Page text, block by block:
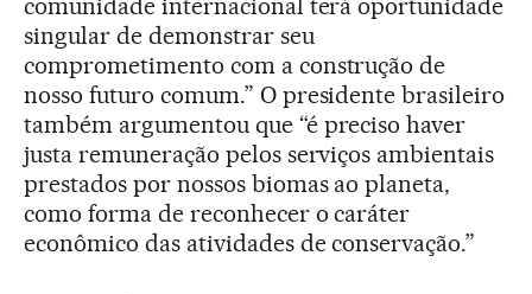
comunidade internacional terá oportunidade
singular de demonstrar seu
comprometimento com a construção de
nosso futuro comum.” O presidente brasileiro
também argumentou que “é preciso haver
justa remuneração pelos serviços ambientais
prestados por nossos biomas ao planeta,
como forma de reconhecer o caráter
econômico das atividades de conservação.”